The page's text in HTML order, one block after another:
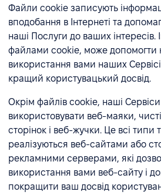
Файли cookie записують
вподобання в Інтернеті та
наші Послуги до ваших інтересів.
файлами cookie, може допомогти
використання вами наших
кращий користувацький досвід.
Окрім файлів cookie, наші
використовувати веб-маяки,
сторінок і веб-жучки. Це всі типи
реалізуються веб-сайтами або
рекламними серверами, які
використання вами веб-сайту і
покращити ваш досвід